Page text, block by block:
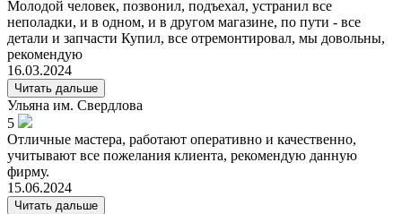
Молодой человек, позвонил, подъехал, устранил все
неполадки, и в одном, и в другом магазине, по пути - все
детали и запчасти Купил, все отремонтировал, мы довольны,
рекомендую
16.03.2024
Читать дальше
Ульяна им. Свердлова
5
Отличные мастера, работают оперативно и качественно,
учитывают все пожелания клиента, рекомендую данную
фирму.
15.06.2024
Читать дальше